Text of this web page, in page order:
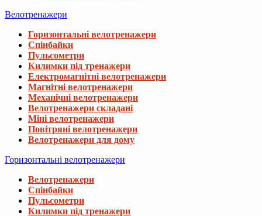
Велотренажери
Горизонтальні велотренажери
Спінбайки
Пульсометри
Килимки під тренажери
Електромагнітні велотренажери
Магнітні велотренажери
Механічні велотренажери
Велотренажери складані
Міні велотренажери
Повітряні велотренажери
Велотренажери для дому
Горизонтальні велотренажери
Велотренажери
Спінбайки
Пульсометри
Килимки під тренажери